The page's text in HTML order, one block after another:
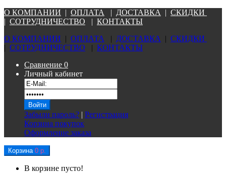
О КОМПАНИИ | ОПЛАТА | ДОСТАВКА | СКИДКИ
| СОТРУДНИЧЕСТВО | КОНТАКТЫ
О КОМПАНИИ | ОПЛАТА | ДОСТАВКА | СКИДКИ
| СОТРУДНИЧЕСТВО | КОНТАКТЫ
Сравнение 0
Личный кабинет
Забыли пароль? | Регистрация
Корзина покупок
Оформление заказа
Корзина 0 р.
В корзине пусто!